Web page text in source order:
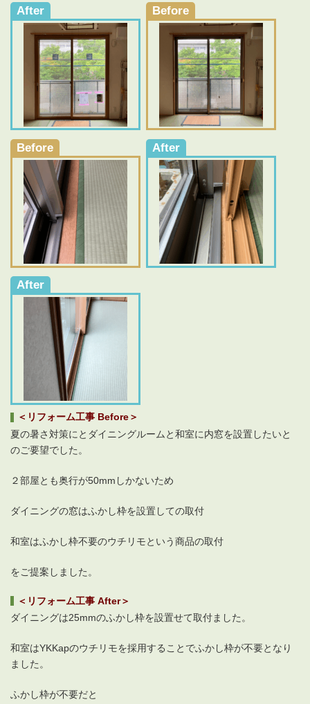
After Before
Before After
After
＜リフォーム工事 Before＞
夏の暑さ対策にとダイニングルームと和室に内窓を設置したいと
のご要望でした。
２部屋とも奥行が50mmしかないため
ダイニングの窓はふかし枠を設置しての取付
和室はふかし枠不要のウチリモという商品の取付
をご提案しました。
＜リフォーム工事 After＞
ダイニングは25mmのふかし枠を設置せて取付ました。
和室はYKKapのウチリモを採用することでふかし枠が不要となり
ました。
ふかし枠が不要だと